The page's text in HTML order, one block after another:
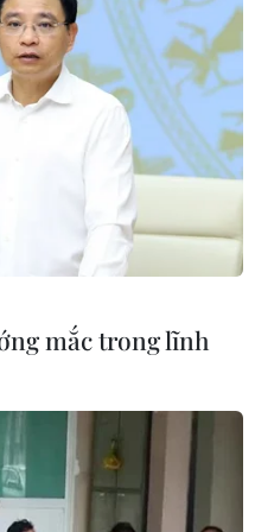
#truy nã
#công an
#vụ án
#pháp đình
#xã hội
#Vietnam
mắc trong lĩnh